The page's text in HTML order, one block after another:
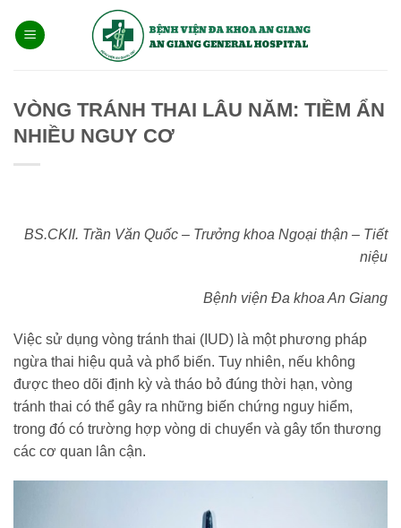
qua
VÒNG TRÁNH THAI LÂU NĂM: TIỀM ẨN
NHIỀU NGUY CƠ
BS.CKII. Trần Văn Quốc – Trưởng khoa Ngoại thận – Tiết
niệu
Bệnh viện Đa khoa An Giang
Việc sử dụng vòng tránh thai (IUD) là một phương pháp
ngừa thai hiệu quả và phổ biến. Tuy nhiên, nếu không
được theo dõi định kỳ và tháo bỏ đúng thời hạn, vòng
tránh thai có thể gây ra những biến chứng nguy hiểm,
trong đó có trường hợp vòng di chuyển và gây tổn thương
các cơ quan lân cận.